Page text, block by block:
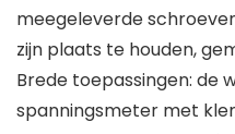
meegeleverde
zijn plaats te houden,
Brede toepassingen: de
spanningsmeter met